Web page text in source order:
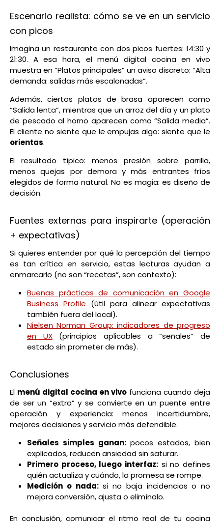
Escenario realista: cómo se ve en un servicio
con picos
Imagina un restaurante con dos picos fuertes: 14:30 y
21:30. A esa hora, el menú digital cocina en vivo
muestra en “Platos principales” un aviso discreto: “Alta
demanda: salidas más escalonadas”.
Además, ciertos platos de brasa aparecen como
“Salida lenta”, mientras que un arroz del día y un plato
de pescado al horno aparecen como “Salida media”.
El cliente no siente que le empujas algo: siente que le
orientas.
El resultado típico: menos presión sobre parrilla,
menos quejas por demora y más entrantes fríos
elegidos de forma natural. No es magia: es diseño de
decisión.
Fuentes externas para inspirarte (operación
+ expectativas)
Si quieres entender por qué la percepción del tiempo
es tan crítica en servicio, estas lecturas ayudan a
enmarcarlo (no son “recetas”, son contexto):
Buenas prácticas de comunicación en Google
Business Profile (útil para alinear expectativas
también fuera del local).
Nielsen Norman Group: indicadores de progreso
en UX(principios aplicables a “señales” de
estado sin prometer de más).
Conclusiones
El menú digital cocina en vivo funciona cuando deja
de ser un “extra” y se convierte en un puente entre
operación y experiencia: menos incertidumbre,
mejores decisiones y servicio más defendible.
Señales simples ganan:pocos estados, bien
explicados, reducen ansiedad sin saturar.
Primero proceso, luego interfaz: si no defines
quién actualiza y cuándo, la promesa se rompe.
Medición o nada:si no baja incidencias o no
mejora conversión, ajusta o elimínalo.
En conclusión, comunicar el ritmo real de tu cocina